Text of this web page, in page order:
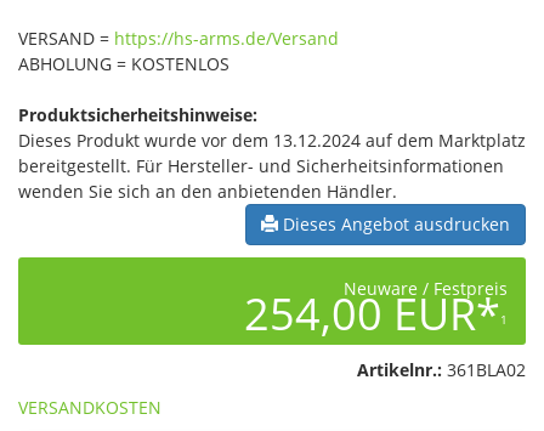
VERSAND = https://hs-arms.de/Versand
ABHOLUNG = KOSTENLOS
Produktsicherheitshinweise:
Dieses Produkt wurde vor dem 13.12.2024 auf dem Marktplatz
bereitgestellt. Für Hersteller- und Sicherheitsinformationen
wenden Sie sich an den anbietenden Händler.
Dieses Angebot ausdrucken
Neuware / Festpreis
254,00 EUR*1
Artikelnr.: 361BLA02
VERSANDKOSTEN